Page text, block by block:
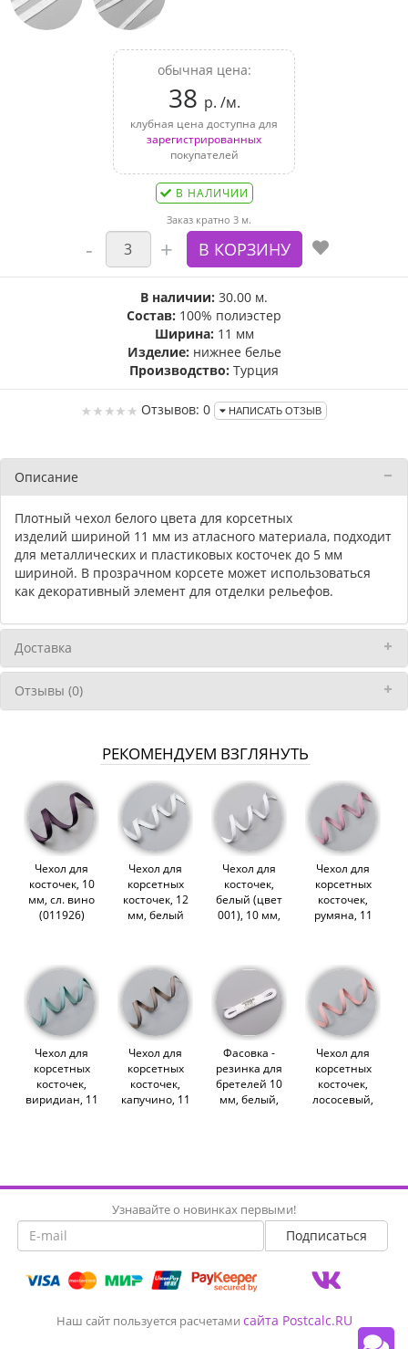
обычная цена:
38 р. /м.
клубная цена доступна для
зарегистрированных
покупателей
В НАЛИЧИИ
Заказ кратно 3 м.
В наличии: 30.00 м.
Состав: 100% полиэстер
Ширина: 11 мм
Изделие: нижнее белье
Производство: Турция
Отзывов: 0 НАПИСАТЬ ОТЗЫВ
Описание
Плотный чехол белого цвета для корсетных
изделий шириной 11 мм из атласного материала, подходит
для металлических и пластиковых косточек до 5 мм
шириной. В прозрачном корсете может использоваться
как декоративный элемент для отделки рельефов.
Доставка
Отзывы (0)
РЕКОМЕНДУЕМ ВЗГЛЯНУТЬ
Чехол для
косточек, 10
мм, сл. вино
(011926)
Чехол для
корсетных
косточек, 12
мм, белый
Чехол для
косточек,
белый (цвет
001), 10 мм,
Чехол для
корсетных
косточек,
румяна, 11
Чехол для
корсетных
косточек,
виридиан, 11
Чехол для
корсетных
косточек,
капучино, 11
Фасовка -
резинка для
бретелей 10
мм, белый,
Чехол для
корсетных
косточек,
лососевый,
Узнавайте о новинках первыми!
Наш сайт пользуется расчетами сайта Postcalc.RU